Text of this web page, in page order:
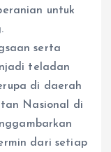
untuk
serta
teladan
di daerah
Nasional di
dari setiap